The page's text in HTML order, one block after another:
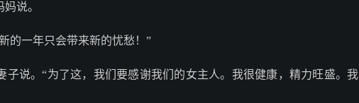
说。
一年只会带来新的忧愁！”
说。“为了这，我们要感谢我们的女主人。我很健康，精力旺盛。我